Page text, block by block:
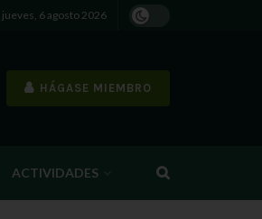
jueves, 6 agosto 2026
HÁGASE MIEMBRO
ACTIVIDADES